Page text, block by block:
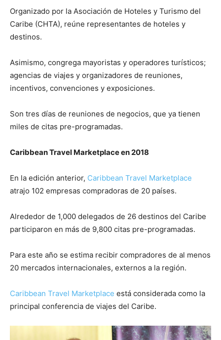
Organizado por la Asociación de Hoteles y Turismo del
Caribe (CHTA), reúne representantes de hoteles y
destinos.
Asimismo, congrega mayoristas y operadores turísticos;
agencias de viajes y organizadores de reuniones,
incentivos, convenciones y exposiciones.
Son tres días de reuniones de negocios, que ya tienen
miles de citas pre-programadas.
Caribbean Travel Marketplace en 2018
En la edición anterior, Caribbean Travel Marketplace
atrajo 102 empresas compradoras de 20 países.
Alrededor de 1,000 delegados de 26 destinos del Caribe
participaron en más de 9,800 citas pre-programadas.
Para este año se estima recibir compradores de al menos
20 mercados internacionales, externos a la región.
Caribbean Travel Marketplace está considerada como la
principal conferencia de viajes del Caribe.